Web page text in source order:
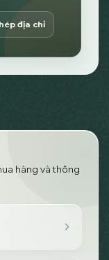
địa chỉ
hàng và thông